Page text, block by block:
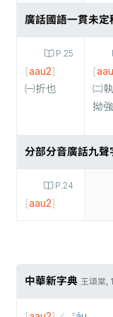
廣話國語一貫未定
P.25
[aau2]
㈠折也
[
㈡
拗強
分部分音廣話九聲
P.24
[aau2]
中華新字典 王頌棠,